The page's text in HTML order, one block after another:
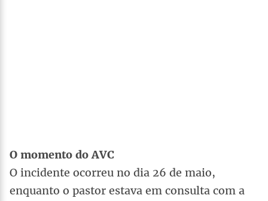
O momento do AVC
O incidente ocorreu no dia 26 de maio,
enquanto o pastor estava em consulta com a